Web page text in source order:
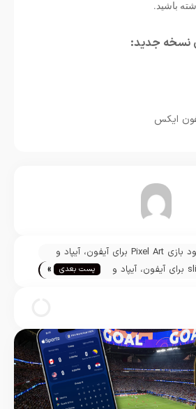
باشید.
نسخه جدید:
ایکس
تیم تحریریه دانلود بازی Pixel Art برای آيفون، آیپاد و
دانلود بازی slither.io برای آيفون، آیپاد و
پست بعدی »